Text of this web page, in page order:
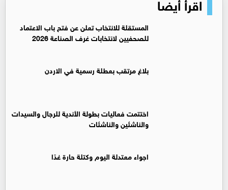
المستقلة للانتخاب تعلن عن فتح باب الاعتماد
للصحفيين لانتخابات غرف الصناعة 2026
بلاغ مرتقب بعطلة رسمية في الاردن
اختتمت فعاليات بطولة الأندية للرجال والسيدات
والناشئين والناشئات
اجواء معتدلة اليوم وكتلة حارة غدًا